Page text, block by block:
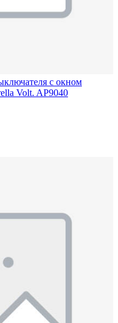
с окном
Volt. AP9040